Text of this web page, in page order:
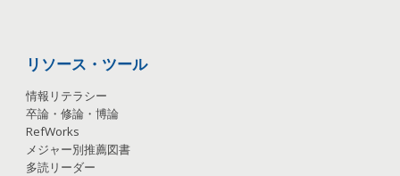
リソース・ツール
情報リテラシー
卒論・修論・博論
RefWorks
メジャー別推薦図書
多読リーダー